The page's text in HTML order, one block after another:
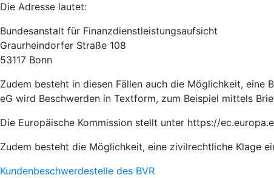
Die Adresse lautet:
Bundesanstalt für Finanzdienstleistungsaufsicht
Graurheindorfer Straße 108
53117 Bonn
Zudem besteht in diesen Fällen auch die Möglichkeit, eine
eG wird Beschwerden in Textform, zum Beispiel mittels
Die Europäische Kommission stellt unter https://
Zudem besteht die Möglichkeit, eine zivilrechtliche Klage
Kundenbeschwerdestelle des BVR